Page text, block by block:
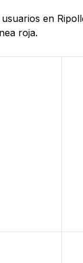
en
roja.